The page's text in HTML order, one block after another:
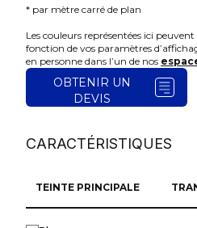
* par mètre carré de plan
Les couleurs représentées ici
fonction de vos paramètres
en personne dans l’un de nos
OBTENIR UN
DEVIS
CARACTÉRISTIQUES
TEINTE PRINCIPALE